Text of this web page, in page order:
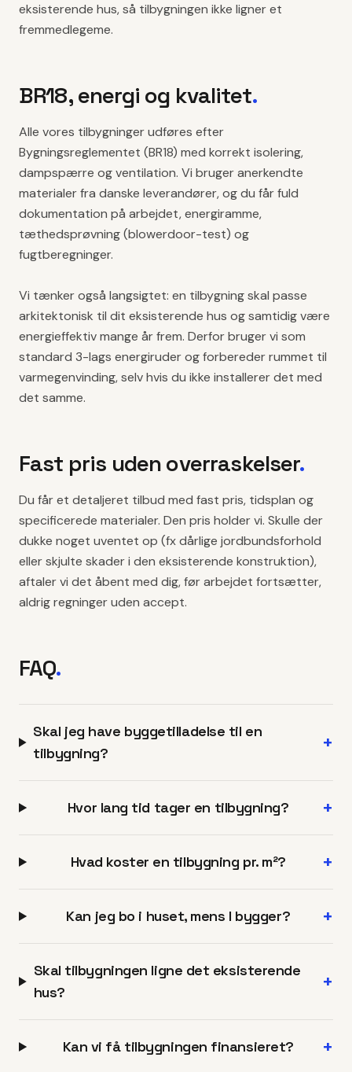
eksisterende hus, så tilbygningen ikke ligner et
fremmedlegeme.
BR18, energi og kvalitet.
Alle vores tilbygninger udføres efter
Bygningsreglementet (BR18) med korrekt isolering,
dampspærre og ventilation. Vi bruger anerkendte
materialer fra danske leverandører, og du får fuld
dokumentation på arbejdet, energiramme,
tæthedsprøvning (blowerdoor-test) og
fugtberegninger.
Vi tænker også langsigtet: en tilbygning skal passe
arkitektonisk til dit eksisterende hus og samtidig være
energieffektiv mange år frem. Derfor bruger vi som
standard 3-lags energiruder og forbereder rummet til
varmegenvinding, selv hvis du ikke installerer det med
det samme.
Fast pris uden overraskelser.
Du får et detaljeret tilbud med fast pris, tidsplan og
specificerede materialer. Den pris holder vi. Skulle der
dukke noget uventet op (fx dårlige jordbundsforhold
eller skjulte skader i den eksisterende konstruktion),
aftaler vi det åbent med dig, før arbejdet fortsætter,
aldrig regninger uden accept.
FAQ.
Skal jeg have byggetilladelse til en
tilbygning?
+
Hvor lang tid tager en tilbygning? +
Hvad koster en tilbygning pr. m²? +
Kan jeg bo i huset, mens I bygger? +
Skal tilbygningen ligne det eksisterende
hus?
+
Kan vi få tilbygningen finansieret? +